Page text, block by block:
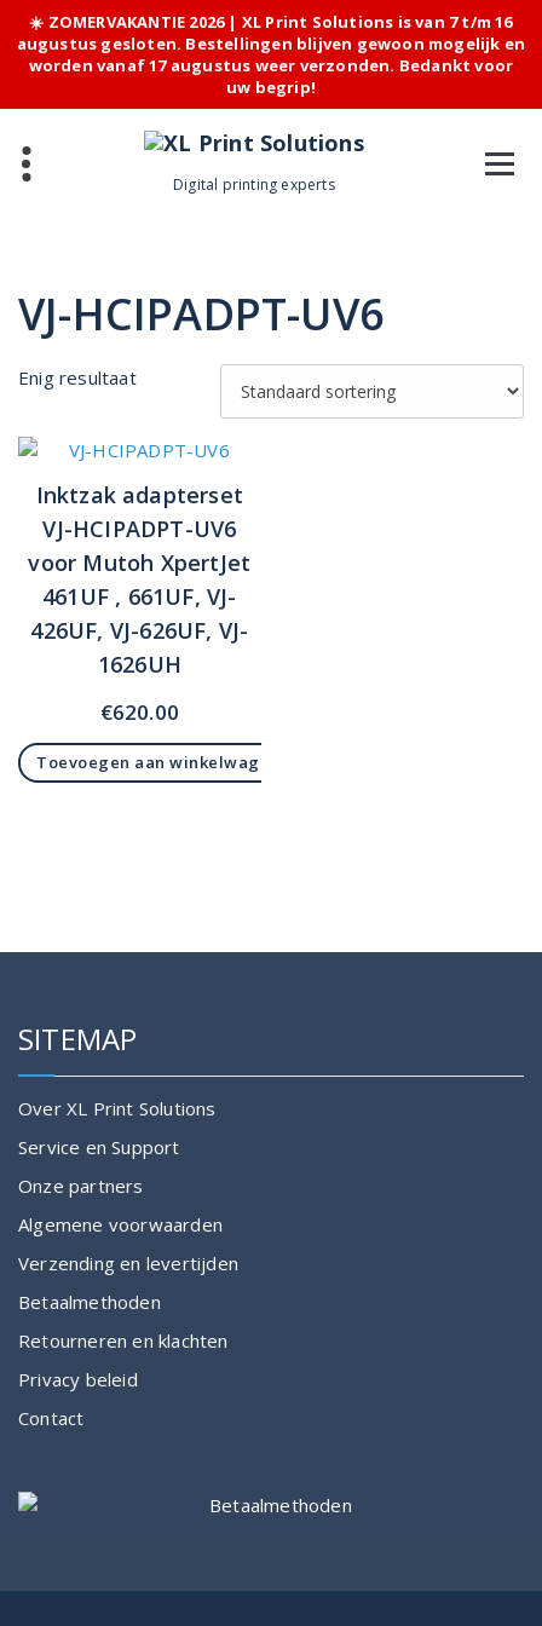
☀️ ZOMERVAKANTIE 2026 | XL Print Solutions is van 7 t/m 16
augustus gesloten. Bestellingen blijven gewoon mogelijk en
worden vanaf 17 augustus weer verzonden. Bedankt voor
uw begrip!
content
Digital printing experts
VJ-HCIPADPT-UV6
Enig resultaat
Inktzak adapterset
VJ-HCIPADPT-UV6
voor Mutoh XpertJet
461UF , 661UF, VJ-
426UF, VJ-626UF, VJ-
1626UH
€620.00
Toevoegen aan winkelwagen
SITEMAP
Over XL Print Solutions
Service en Support
Onze partners
Algemene voorwaarden
Verzending en levertijden
Betaalmethoden
Retourneren en klachten
Privacy beleid
Contact